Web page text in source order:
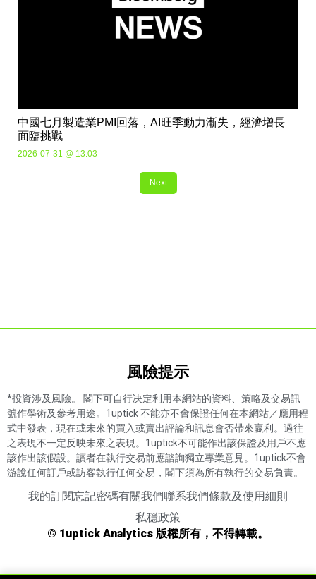
中國七月製造業PMI回落，AI旺季動力漸失，經濟增長
面臨挑戰
2026-07-31 @ 13:03
Next
風險提示​
*投資涉及風險。 閣下可自行决定利用本網站的資料、策略及交易訊
號作學術及參考用途。1uptick 不能亦不會保證任何在本網站／應用程
式中發表，現在或未來的買入或賣出評論和訊息會否帶來贏利。過往
之表現不一定反映未來之表現。1uptick不可能作出該保證及用戶不應
該作出該假設。讀者在執行交易前應諮詢獨立專業意見。1uptick不會
游說任何訂戶或訪客執行任何交易，閣下須為所有執行的交易負責。
我的訂閱忘記密碼有關我們聯系我們條款及使用細則
私穩政策
© 1uptick Analytics 版權所有，不得轉載。